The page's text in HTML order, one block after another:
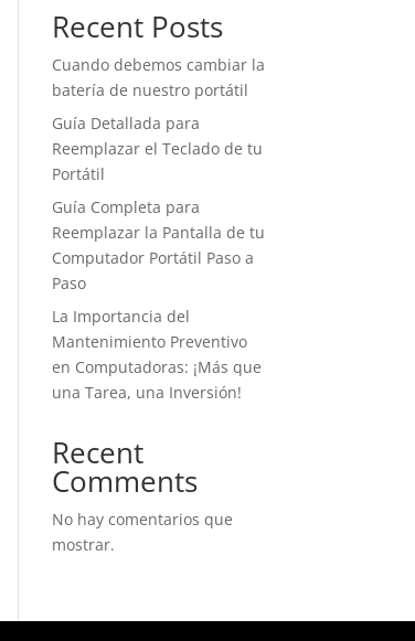
Recent Posts
Cuando debemos cambiar la
batería de nuestro portátil
Guía Detallada para
Reemplazar el Teclado de tu
Portátil
Guía Completa para
Reemplazar la Pantalla de tu
Computador Portátil Paso a
Paso
La Importancia del
Mantenimiento Preventivo
en Computadoras: ¡Más que
una Tarea, una Inversión!
Recent
Comments
No hay comentarios que
mostrar.